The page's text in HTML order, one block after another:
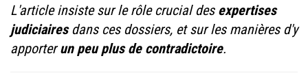
L'article insiste sur le rôle crucial des expertises
judiciairesdans ces dossiers, et sur les manières d'y
apporterun peu plus de contradictoire.